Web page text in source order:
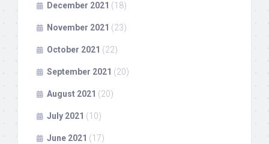
December 2021 (18)
November 2021 (23)
October 2021 (22)
September 2021 (20)
August 2021 (20)
July 2021 (10)
June 2021 (17)